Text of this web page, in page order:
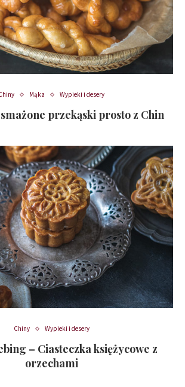
Mąka Wypieki i desery
przekąski prosto z Chin
Chiny Wypieki i desery
– Ciasteczka księżycowe z
orzechami